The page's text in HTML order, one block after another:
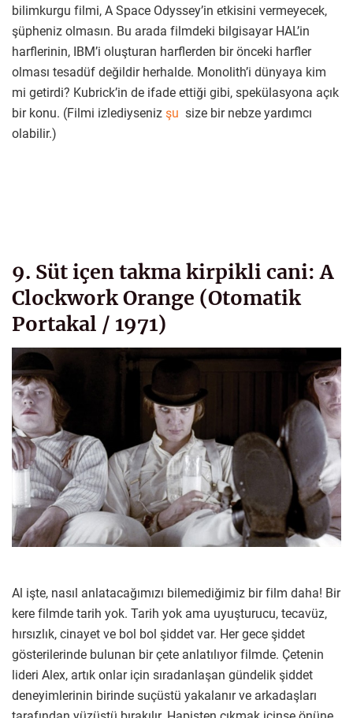
bilimkurgu filmi, A Space Odyssey’in etkisini vermeyecek,
şüpheniz olmasın. Bu arada filmdeki bilgisayar HAL’in
harflerinin, IBM’i oluşturan harflerden bir önceki harfler
olması tesadüf değildir herhalde. Monolith’i dünyaya kim
mi getirdi? Kubrick’in de ifade ettiği gibi, spekülasyona açık
bir konu. (Filmi izlediyseniz şu size bir nebze yardımcı
olabilir.)
9. Süt içen takma kirpikli cani: A
Clockwork Orange (Otomatik
Portakal / 1971)
Al işte, nasıl anlatacağımızı bilemediğimiz bir film daha! Bir
kere filmde tarih yok. Tarih yok ama uyuşturucu, tecavüz,
hırsızlık, cinayet ve bol bol şiddet var. Her gece şiddet
gösterilerinde bulunan bir çete anlatılıyor filmde. Çetenin
lideri Alex, artık onlar için sıradanlaşan gündelik şiddet
deneyimlerinin birinde suçüstü yakalanır ve arkadaşları